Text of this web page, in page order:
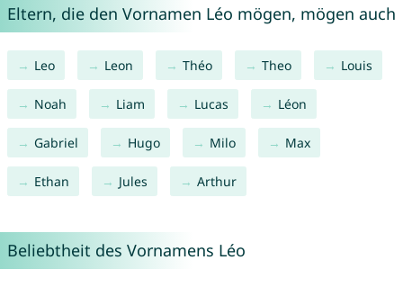
Eltern, die den Vornamen Léo mögen, mögen auch
Leo Leon Théo Theo Louis
Noah Liam Lucas Léon
Gabriel Hugo Milo Max
Ethan Jules Arthur
Beliebtheit des Vornamens Léo